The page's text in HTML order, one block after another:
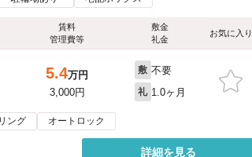
賃料
管理費等
敷金
礼金
お気に入り
5.4万円
3,000円
敷 不要
礼 1.0ヶ月
ング オートロック
詳細を見る